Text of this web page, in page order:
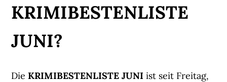
KRIMIBESTENLISTE
JUNI?
DieKRIMIBESTENLISTE JUNI ist seit Freitag,